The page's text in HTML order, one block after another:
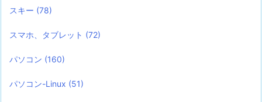
スキー (78)
スマホ、タブレット (72)
パソコン (160)
パソコン-Linux (51)